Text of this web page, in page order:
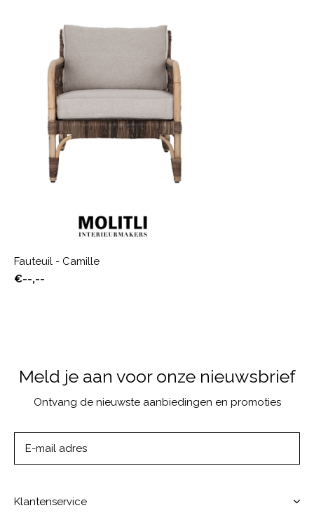
Fauteuil - Camille
€--,--
Meld je aan voor onze nieuwsbrief
Ontvang de nieuwste aanbiedingen en promoties
Klantenservice